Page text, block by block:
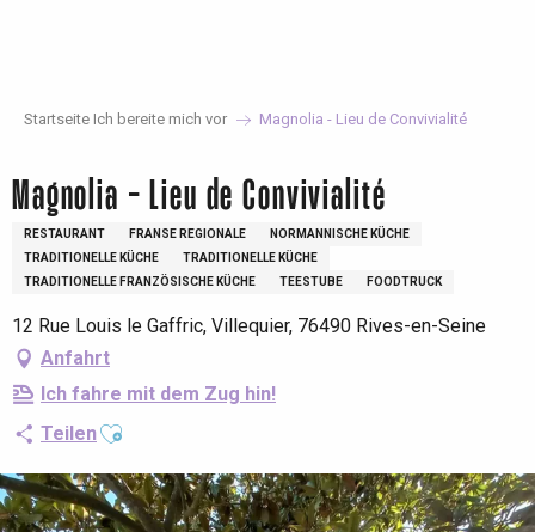
Startseite Ich bereite mich vor Magnolia - Lieu de Convivialité
Magnolia - Lieu de Convivialité
RESTAURANT FRANSE REGIONALE
NORMANNISCHE KÜCHE
TRADITIONELLE KÜCHE
TRADITIONELLE KÜCHE
TRADITIONELLE FRANZÖSISCHE KÜCHE
TEESTUBE FOODTRUCK
12 Rue Louis le Gaffric, Villequier, 76490 Rives-en-Seine
Anfahrt
Ich fahre mit dem Zug hin!
TeilenAjouter aux favoris